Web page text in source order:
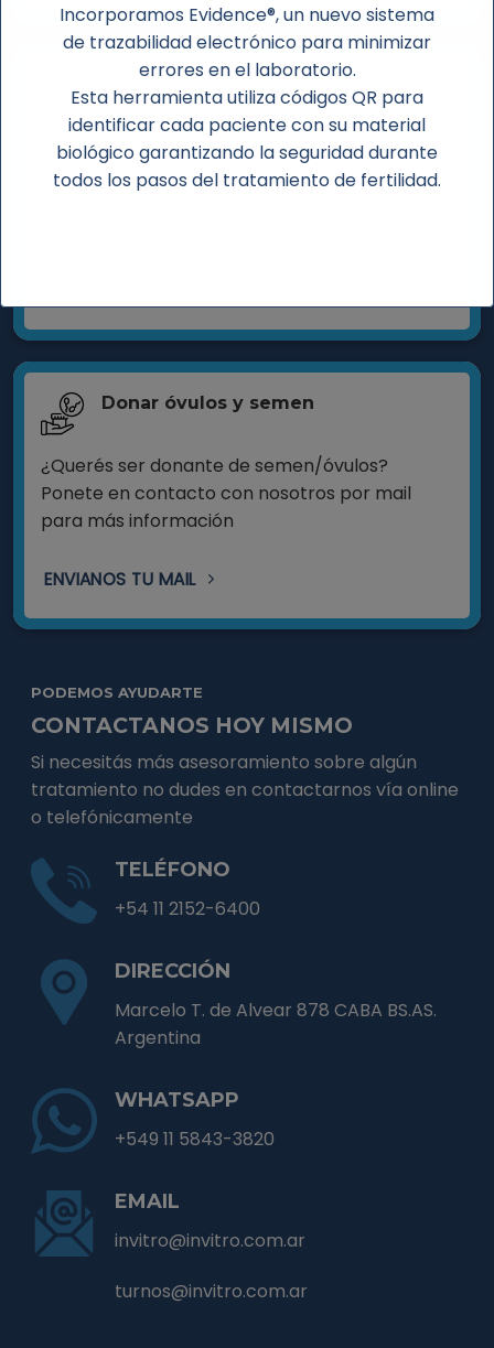
Capacitaciones
Capacitate con nosotros!
¿Sos extranjero y te gustaría formarte en
Donar óvulos y semen
¿Querés ser donante de semen/óvulos?
Ponete en contacto con nosotros por mail
para más información
ENVIANOS TU MAIL
PODEMOS AYUDARTE
CONTACTANOS HOY MISMO
Si necesitás más asesoramiento sobre algún
tratamiento no dudes en contactarnos vía online
o telefónicamente
TELÉFONO
+54 11 2152-6400
DIRECCIÓN
Marcelo T. de Alvear 878 CABA BS.AS.
Argentina
WHATSAPP
+549 11 5843-3820
EMAIL
invitro@invitro.com.ar
turnos@invitro.com.ar
Incorporamos Evidence®, un nuevo sistema
de trazabilidad electrónico para minimizar
errores en el laboratorio.
Esta herramienta utiliza códigos QR para
identificar cada paciente con su material
biológico garantizando la seguridad durante
todos los pasos del tratamiento de fertilidad.